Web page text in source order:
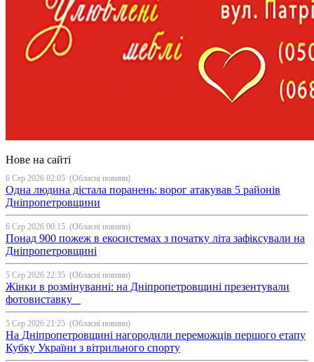
Нове на сайті
6 Сер 2026 02:05 (Обласні новини)
Одна людина дістала поранень: ворог атакував 5 районів
Дніпропетровщини
6 Сер 2026 00:15 (Обласні новини)
Понад 900 пожеж в екосистемах з початку літа зафіксували на
Дніпропетровщині
5 Сер 2026 22:35 (Обласні новини)
Жінки в розмінуванні: на Дніпропетровщині презентували
фотовиставку
5 Сер 2026 21:25 (Обласні новини)
На Дніпропетровщині нагородили переможців першого етапу
Кубку України з вітрильного спорту